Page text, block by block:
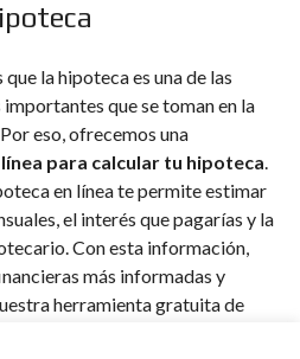
la hipoteca es una de las
que se toman en la
eso, ofrecemos una
para calcular tu hipoteca.
en línea te permite estimar
el interés que pagarías y la
Con esta información,
más informadas y
herramienta gratuita de